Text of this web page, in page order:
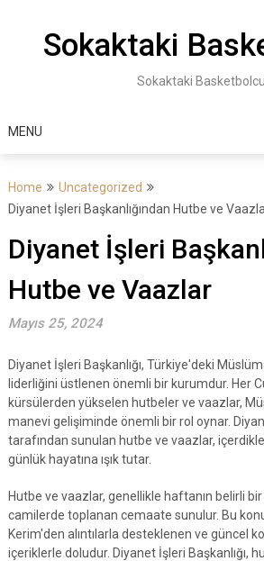
Sokaktaki
Sokaktaki Basketbolcu
MENU
Home
Uncategorized
Diyanet İşleri Başkanlığından Hutbe ve
Diyanet İşleri
Hutbe ve Vaazlar
Mayıs 25, 2024
Diyanet İşleri Başkanlığı, Türkiye'deki
liderliğini üstlenen önemli bir kurumdur. Her
kürsülerden yükselen hutbeler ve vaazlar,
manevi gelişiminde önemli bir rol oynar.
tarafından sunulan hutbe ve vaazlar,
günlük hayatına ışık tutar.
Hutbe ve vaazlar, genellikle haftanın belirli
camilerde toplanan cemaate sunulur. Bu
Kerim'den alıntılarla desteklenen ve güncel
içeriklerle doludur. Diyanet İşleri Başkanlığı,